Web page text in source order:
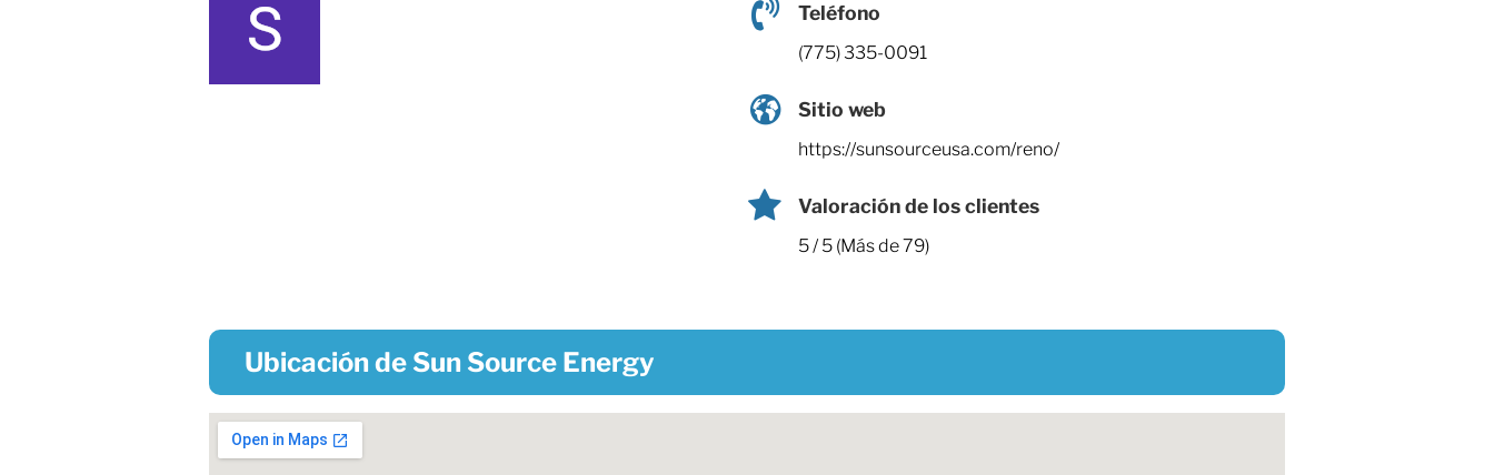
Teléfono
(775) 335-0091
Sitio web
https://sunsourceusa.com/reno/
Valoración de los clientes
5 / 5 (Más de 79)
Ubicación de Sun Source Energy